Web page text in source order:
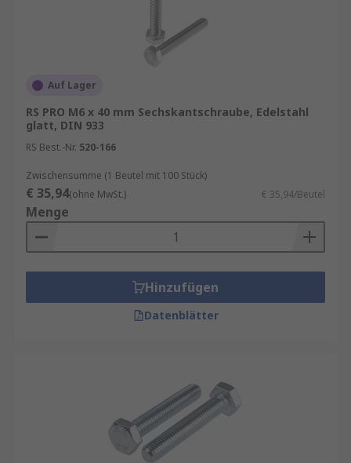
Auf Lager
RS PRO M6 x 40 mm Sechskantschraube, Edelstahl
glatt, DIN 933
RS Best.-Nr. 520-166
Zwischensumme (1 Beutel mit 100 Stück)
€ 35,94(ohne MwSt.) € 35,94/Beutel
Menge
Hinzufügen
Datenblätter